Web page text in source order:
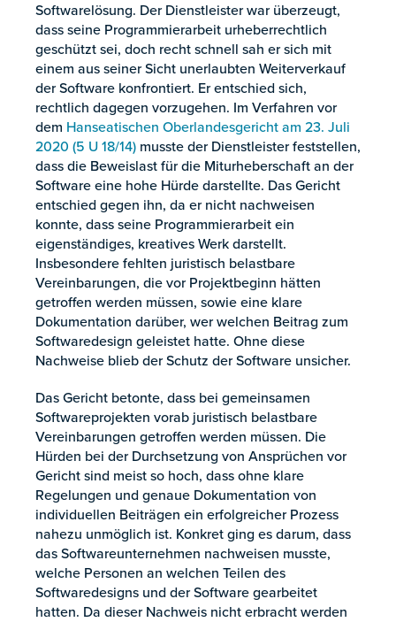
Softwarelösung. Der Dienstleister war überzeugt,
dass seine Programmierarbeit urheberrechtlich
geschützt sei, doch recht schnell sah er sich mit
einem aus seiner Sicht unerlaubten Weiterverkauf
der Software konfrontiert. Er entschied sich,
rechtlich dagegen vorzugehen. Im Verfahren vor
dem Hanseatischen Oberlandesgericht am 23. Juli
2020 (5 U 18/14) musste der Dienstleister feststellen,
dass die Beweislast für die Miturheberschaft an der
Software eine hohe Hürde darstellte. Das Gericht
entschied gegen ihn, da er nicht nachweisen
konnte, dass seine Programmierarbeit ein
eigenständiges, kreatives Werk darstellt.
Insbesondere fehlten juristisch belastbare
Vereinbarungen, die vor Projektbeginn hätten
getroffen werden müssen, sowie eine klare
Dokumentation darüber, wer welchen Beitrag zum
Softwaredesign geleistet hatte. Ohne diese
Nachweise blieb der Schutz der Software unsicher.
Das Gericht betonte, dass bei gemeinsamen
Softwareprojekten vorab juristisch belastbare
Vereinbarungen getroffen werden müssen. Die
Hürden bei der Durchsetzung von Ansprüchen vor
Gericht sind meist so hoch, dass ohne klare
Regelungen und genaue Dokumentation von
individuellen Beiträgen ein erfolgreicher Prozess
nahezu unmöglich ist. Konkret ging es darum, dass
das Softwareunternehmen nachweisen musste,
welche Personen an welchen Teilen des
Softwaredesigns und der Software gearbeitet
hatten. Da dieser Nachweis nicht erbracht werden